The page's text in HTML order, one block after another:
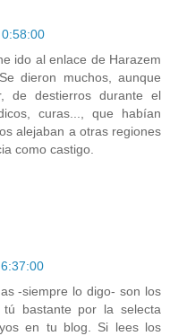
ido al enlace de Harazem
dieron muchos, aunque
de destierros durante el
curas..., que habían
alejaban a otras regiones
como castigo.
-siempre lo digo- son los
bastante por la selecta
en tu blog. Si lees los